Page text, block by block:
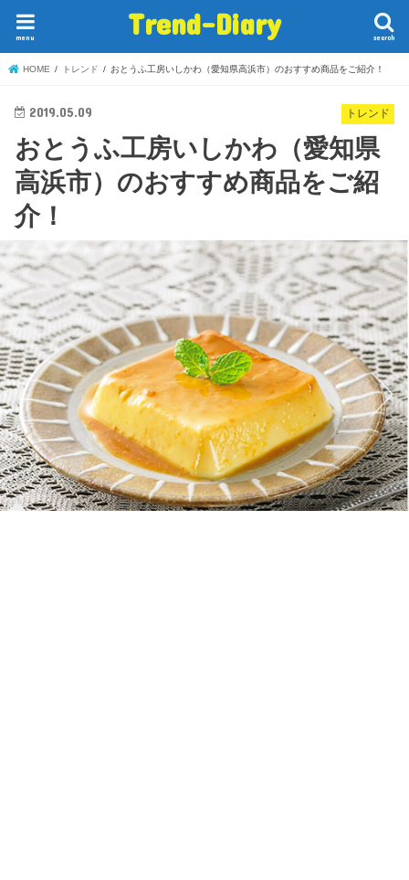
Trend-Diary search
menu
HOME トレンド おとうふ工房いしかわ（愛知県高浜市）のおすすめ商品をご紹介！
トレンド
2019.05.09
おとうふ工房いしかわ（愛知県
高浜市）のおすすめ商品をご紹
介！